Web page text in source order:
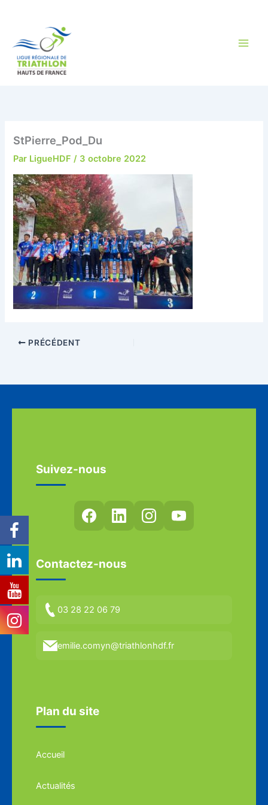
StPierre_Pod_Du
Par LigueHDF/ 3 octobre 2022
PRÉCÉDENT
Suivez-nous
Contactez-nous
03 28 22 06 79
emilie.comyn@triathlonhdf.fr
Plan du site
Accueil
Actualités